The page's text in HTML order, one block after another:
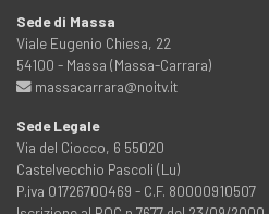
Sede di Massa
Viale Eugenio Chiesa, 22
54100 - Massa (Massa-Carrara)
massacarrara@noitv.it
Sede Legale
Via del Ciocco, 6 55020
Castelvecchio Pascoli (Lu)
P.iva 01726700469 - C.F. 80000910507